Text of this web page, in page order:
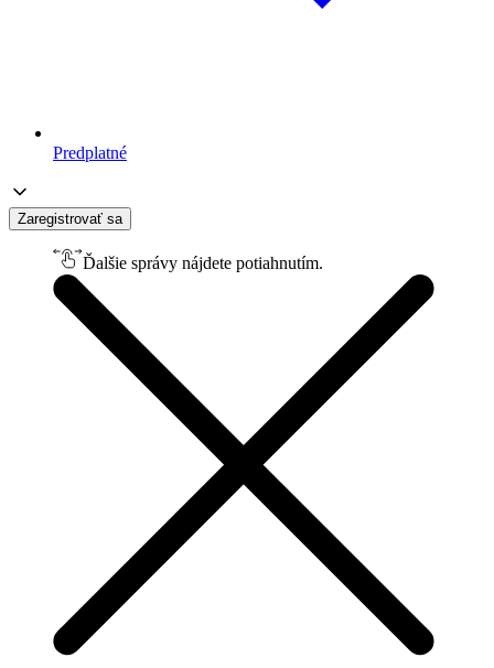
Predplatné
Zaregistrovať sa
Ďalšie správy nájdete potiahnutím.